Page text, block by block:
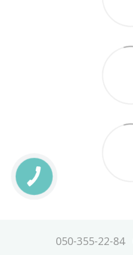
050-355-22-84